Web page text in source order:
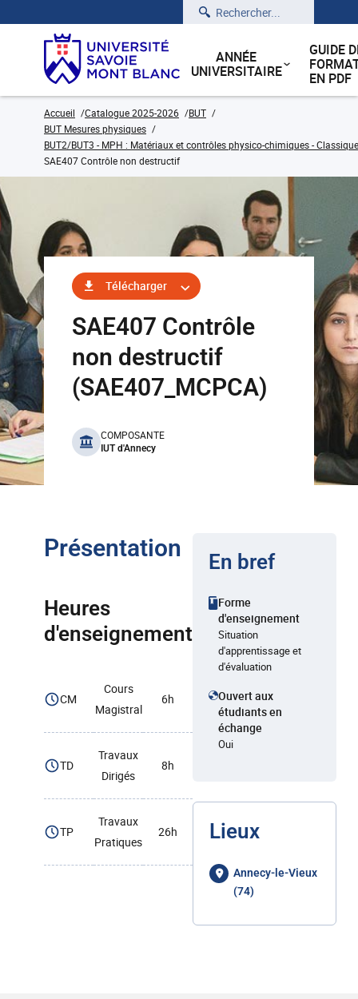
Rechercher
ANNÉE
UNIVERSITAIRE
GUIDE
EN PDF
Accueil Catalogue 2025-2026
BUT
BUT Mesures physiques
BUT2/BUT3 - MPH : Matériaux et contrôles physico-chimiques -
SAE407 Contrôle non destructif
Télécharger
SAE407 Contrôle
non destructif
(SAE407_MCPCA)
benefits
COMPOSANTE
IUT d'Annecy
Présentation
Heures
d'enseignement
CM
Cours
Magistral
6h
TD
Travaux
Dirigés
8h
TP
Travaux
Pratiques
26h
En bref
Forme
d'enseignement
Situation
d'apprentissage et
d'évaluation
Ouvert aux
étudiants en
échange
Oui
Lieux
Annecy-le-Vieux
(74)